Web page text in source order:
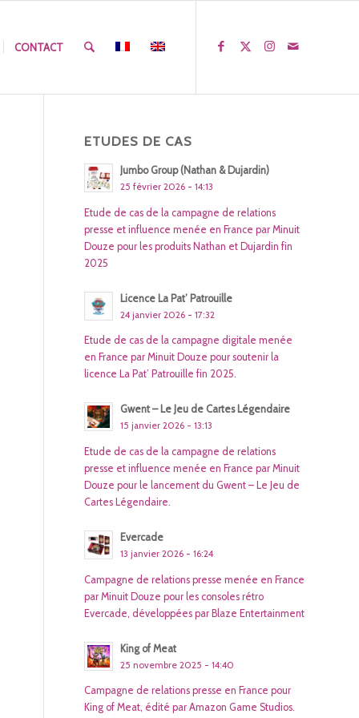
CONTACT
ETUDES DE CAS
Jumbo Group (Nathan & Dujardin)
25 février 2026 - 14:13
Etude de cas de la campagne de relations
presse et influence menée en France par Minuit
Douze pour les produits Nathan et Dujardin fin
2025
Licence La Pat’ Patrouille
24 janvier 2026 - 17:32
Etude de cas de la campagne digitale menée
en France par Minuit Douze pour soutenir la
licence La Pat’ Patrouille fin 2025.
Gwent – Le Jeu de Cartes Légendaire
15 janvier 2026 - 13:13
Etude de cas de la campagne de relations
presse et influence menée en France par Minuit
Douze pour le lancement du Gwent – Le Jeu de
Cartes Légendaire.
Evercade
13 janvier 2026 - 16:24
Campagne de relations presse menée en France
par Minuit Douze pour les consoles rétro
Evercade, développées par Blaze Entertainment
King of Meat
25 novembre 2025 - 14:40
Campagne de relations presse en France pour
King of Meat, édité par Amazon Game Studios.